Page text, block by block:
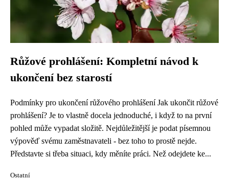
Růžové prohlášení: Kompletní návod k
ukončení bez starostí
Podmínky pro ukončení růžového prohlášení Jak ukončit růžové
prohlášení? Je to vlastně docela jednoduché, i když to na první
pohled může vypadat složitě. Nejdůležitější je podat písemnou
výpověď svému zaměstnavateli - bez toho to prostě nejde.
Představte si třeba situaci, kdy měníte práci. Než odejdete ke...
Ostatní